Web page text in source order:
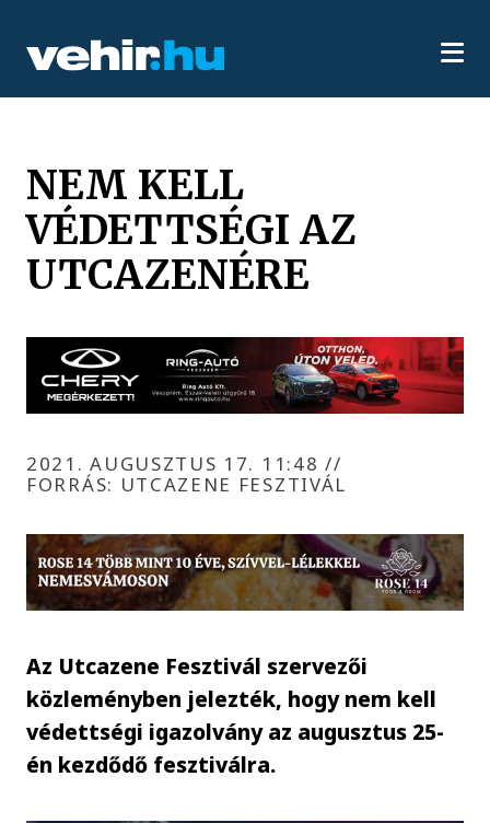
NEM KELL
VÉDETTSÉGI AZ
UTCAZENÉRE
2021. AUGUSZTUS 17. 11:48//
FORRÁS: UTCAZENE FESZTIVÁL
Az Utcazene Fesztivál szervezői
közleményben jelezték, hogy nem kell
védettségi igazolvány az augusztus 25-
én kezdődő fesztiválra.